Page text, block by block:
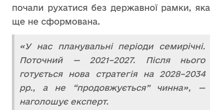
почали рухатися без державної рамки, яка
ще не сформована.
«У нас планувальні періоди семирічні.
Поточний — 2021–2027. Після нього
готується нова стратегія на 2028–2034
рр., а не “продовжується” чинна», —
наголошує експерт.